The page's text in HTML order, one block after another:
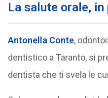
La salute orale,
Antonella Conte,
dentistico a Taranto, si
dentista che ti svela le